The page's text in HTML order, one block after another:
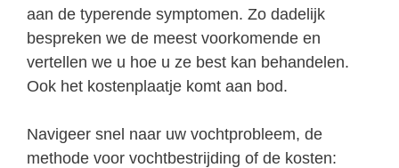
aan de typerende symptomen. Zo dadelijk
bespreken we de meest voorkomende en
vertellen we u hoe u ze best kan behandelen.
Ook het kostenplaatje komt aan bod.
Navigeer snel naar uw vochtprobleem, de
methode voor vochtbestrijding of de kosten: